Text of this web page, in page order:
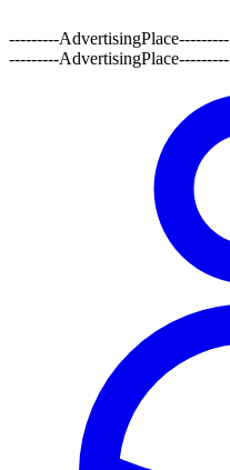
---------AdvertisingPlace---------
---------AdvertisingPlace---------